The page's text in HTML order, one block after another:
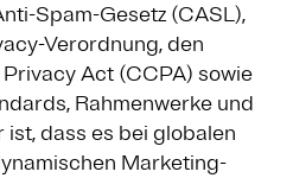
Spam-Gesetz (CASL),
Verordnung, den
Act (CCPA) sowie
Rahmenwerke und
ist, dass es bei globalen
Marketing-